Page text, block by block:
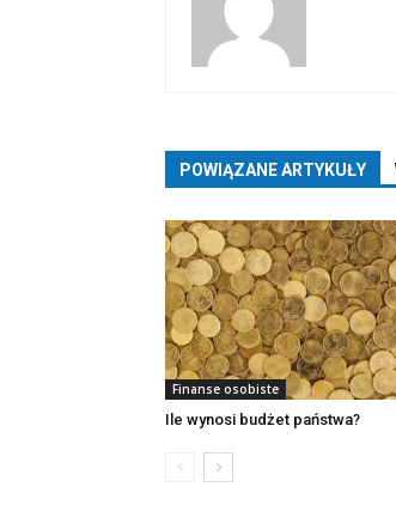
POWIĄZANE ARTYKUŁY
Finanse osobiste
Ile wynosi budżet państwa?